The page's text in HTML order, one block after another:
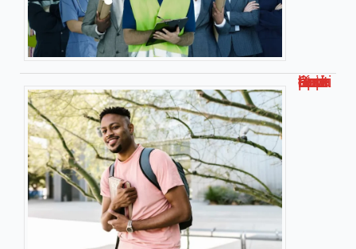
Smart université : l’université connectée pour apprendre autrement